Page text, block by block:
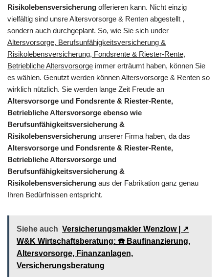
Risikolebensversicherung offerieren kann. Nicht einzig
vielfältig sind unsre Altersvorsorge & Renten abgestellt ,
sondern auch durchgeplant. So, wie Sie sich under
Altersvorsorge, Berufsunfähigkeitsversicherung &
Risikolebensversicherung, Fondsrente & Riester-Rente,
Betriebliche Altersvorsorge immer erträumt haben, können Sie
es wählen. Genutzt werden können Altersvorsorge & Renten so
wirklich nützlich. Sie werden lange Zeit Freude an
Altersvorsorge und Fondsrente & Riester-Rente,
Betriebliche Altersvorsorge ebenso wie
Berufsunfähigkeitsversicherung &
Risikolebensversicherung unserer Firma haben, da das
Altersvorsorge und Fondsrente & Riester-Rente,
Betriebliche Altersvorsorge und
Berufsunfähigkeitsversicherung &
Risikolebensversicherung aus der Fabrikation ganz genau
Ihren Bedürfnissen entspricht.
Siehe auch Versicherungsmakler Wenzlow | ↗️
W&K Wirtschaftsberatung: ☎️ Baufinanzierung,
Altersvorsorge, Finanzanlagen,
Versicherungsberatung